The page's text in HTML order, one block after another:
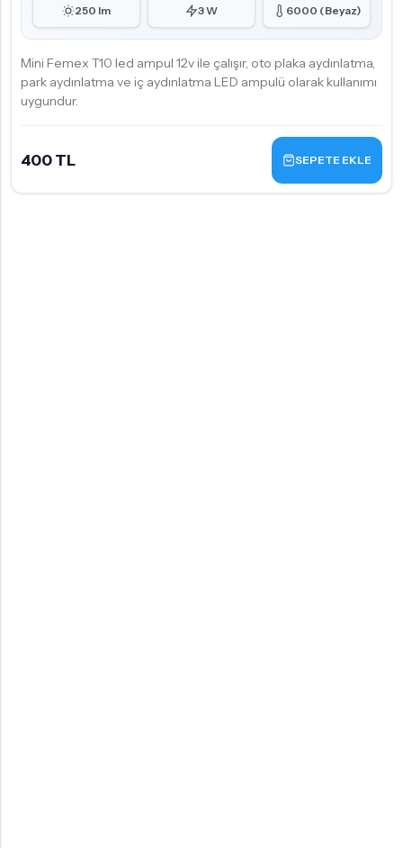
250 lm 3 W 6000 (Beyaz)
Mini Femex T10 led ampul 12v ile çalışır, oto plaka aydınlatma,
park aydınlatma ve iç aydınlatma LED ampulü olarak kullanımı
uygundur.
400 TL SEPETE EKLE